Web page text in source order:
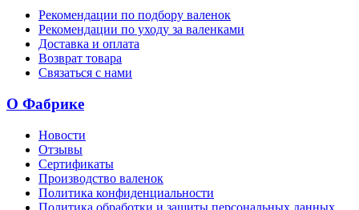
Рекомендации по подбору валенок
Рекомендации по уходу за валенками
Доставка и оплата
Возврат товара
Связаться с нами
О Фабрике
Новости
Отзывы
Сертификаты
Производство валенок
Политика конфиденциальности
Политика обработки и защиты персональных данных